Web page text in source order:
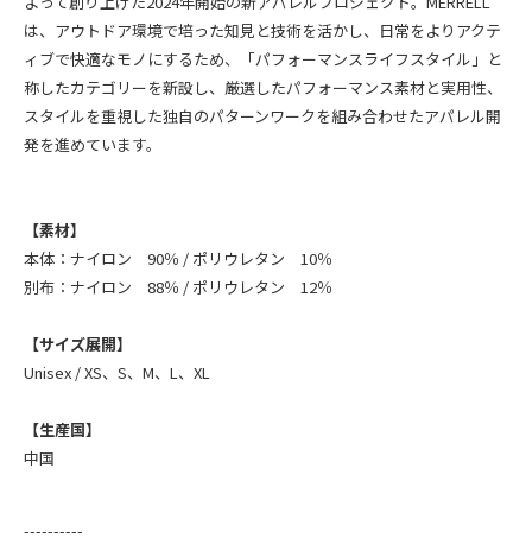
は、アウトドア環境で培った知見と技術を活かし、日常をよりアクテ
ィブで快適なモノにするため、「パフォーマンスライフスタイル」と
称したカテゴリーを新設し、厳選したパフォーマンス素材と実用性、
スタイルを重視した独自のパターンワークを組み合わせたアパレル開
発を進めています。
【素材】
本体：ナイロン 90％ / ポリウレタン 10％
別布：ナイロン 88％ / ポリウレタン 12％
【サイズ展開】
Unisex / XS、S、M、L、XL
【生産国】
中国
----------